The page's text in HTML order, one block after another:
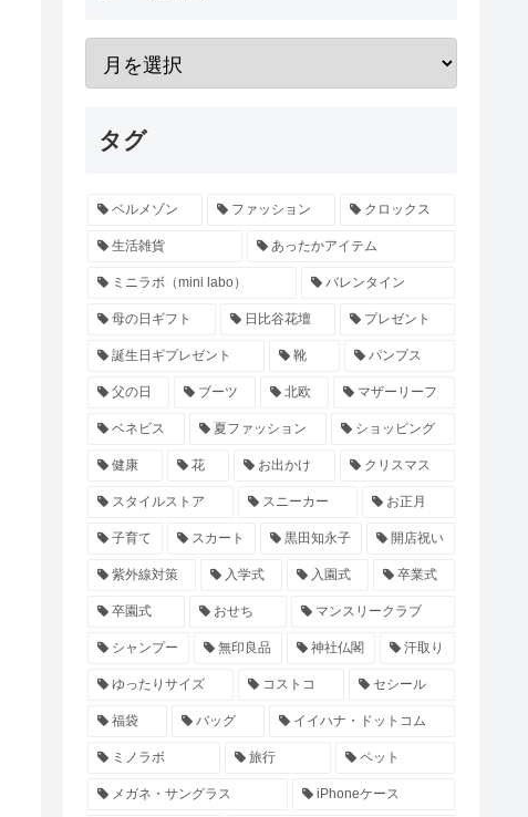
タグ
ベルメゾン ファッション クロックス
生活雑貨 あったかアイテム
ミニラボ（mini labo） バレンタイン
母の日ギフト 日比谷花壇 プレゼント
誕生日ギプレゼント 靴 パンプス
父の日 ブーツ 北欧 マザーリーフ
ベネビス 夏ファッション ショッピング
健康 花 お出かけ クリスマス
スタイルストア スニーカー お正月
子育て スカート 黒田知永子 開店祝い
紫外線対策 入学式 入園式 卒業式
卒園式 おせち マンスリークラブ
シャンプー 無印良品 神社仏閣 汗取り
ゆったりサイズ コストコ セシール
福袋 バッグ イイハナ・ドットコム
ミノラボ 旅行 ペット
メガネ・サングラス iPhoneケース